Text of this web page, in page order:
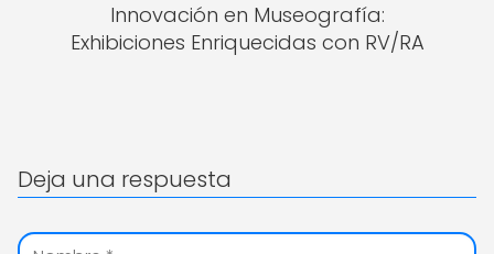
Innovación en Museografía:
Exhibiciones Enriquecidas con RV/RA
Deja una respuesta